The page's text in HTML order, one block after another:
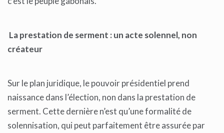
La prestation de serment : un acte solennel, non
créateur
Sur le plan juridique, le pouvoir présidentiel prend
naissance dans l’élection, non dans la prestation de
serment. Cette dernière n’est qu’une formalité de
solennisation, qui peut parfaitement être assurée par